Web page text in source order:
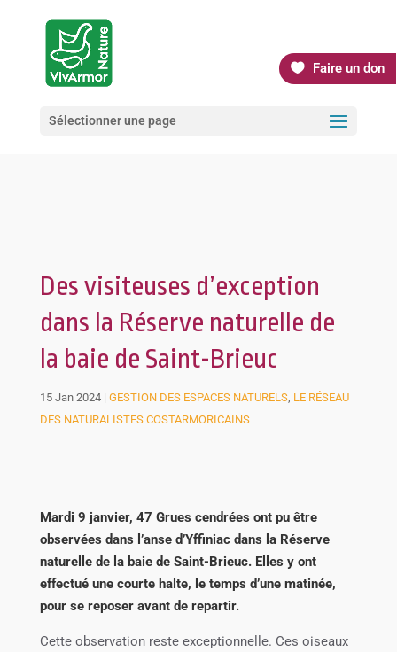
Faire un don
Sélectionner une page
Des visiteuses d’exception
dans la Réserve naturelle de
la baie de Saint-Brieuc
15 Jan 2024| GESTION DES ESPACES NATURELS, LE RÉSEAU
DES NATURALISTES COSTARMORICAINS
Mardi 9 janvier, 47 Grues cendrées ont pu être
observées dans l’anse d’Yffiniac dans la Réserve
naturelle de la baie de Saint-Brieuc. Elles y ont
effectué une courte halte, le temps d’une matinée,
pour se reposer avant de repartir.
Cette observation reste exceptionnelle. Ces oiseaux